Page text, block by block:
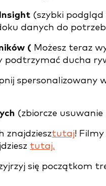
(szybki
danych do potrzeb
( Możesz teraz
podtrzymać ducha
spersonalizowany
(zbiorcze
znajdziesztutaj!
tutaj.
się początkom